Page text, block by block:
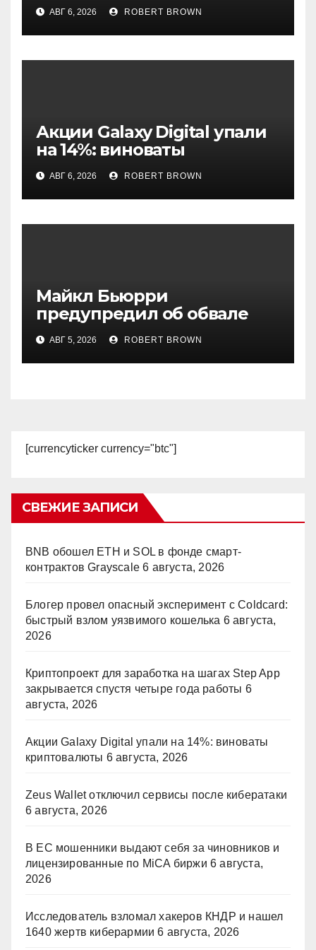
четыре года работы
АВГ 6, 2026 ROBERT BROWN
Акции Galaxy Digital упали
на 14%: виноваты
криптовалюты
АВГ 6, 2026 ROBERT BROWN
Майкл Бьюрри
предупредил об обвале
рынка при рекордном S&P
500АВГ 5, 2026 ROBERT BROWN
[currencyticker currency="btc"]
СВЕЖИЕ ЗАПИСИ
BNB обошел ETH и SOL в фонде смарт-
контрактов Grayscale 6 августа, 2026
Блогер провел опасный эксперимент с Coldcard:
быстрый взлом уязвимого кошелька 6 августа,
2026
Криптопроект для заработка на шагах Step App
закрывается спустя четыре года работы 6
августа, 2026
Акции Galaxy Digital упали на 14%: виноваты
криптовалюты 6 августа, 2026
Zeus Wallet отключил сервисы после кибератаки
6 августа, 2026
В ЕС мошенники выдают себя за чиновников и
лицензированные по MiCA биржи 6 августа,
2026
Исследователь взломал хакеров КНДР и нашел
1640 жертв киберармии 6 августа, 2026